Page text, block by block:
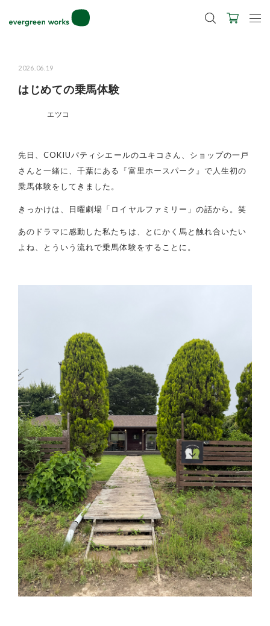
2026.06.19
はじめての乗馬体験
エツコ
先日、COKIUパティシエールのユキコさん、ショップの一戸
さんと一緒に、千葉にある『富里ホースパーク』で人生初の
乗馬体験をしてきました。
きっかけは、日曜劇場「ロイヤルファミリー」の話から。笑
あのドラマに感動した私たちは、とにかく馬と触れ合いたい
よね、とういう流れで乗馬体験をすることに。